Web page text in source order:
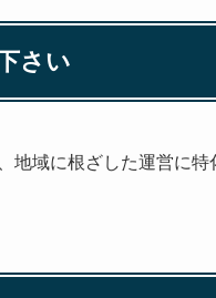
さい
地域に根ざした運営に特